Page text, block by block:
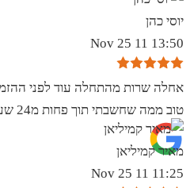
יוסי כהן
13:50 11 Nov 25
אחלה שרות מהתחלה עוד לפני
טוב ממה שחשבתי תוך פחות מ24 שעות היה מוכן ממליץ מאוד
מאיר קמיליאן
11:25 11 Nov 25